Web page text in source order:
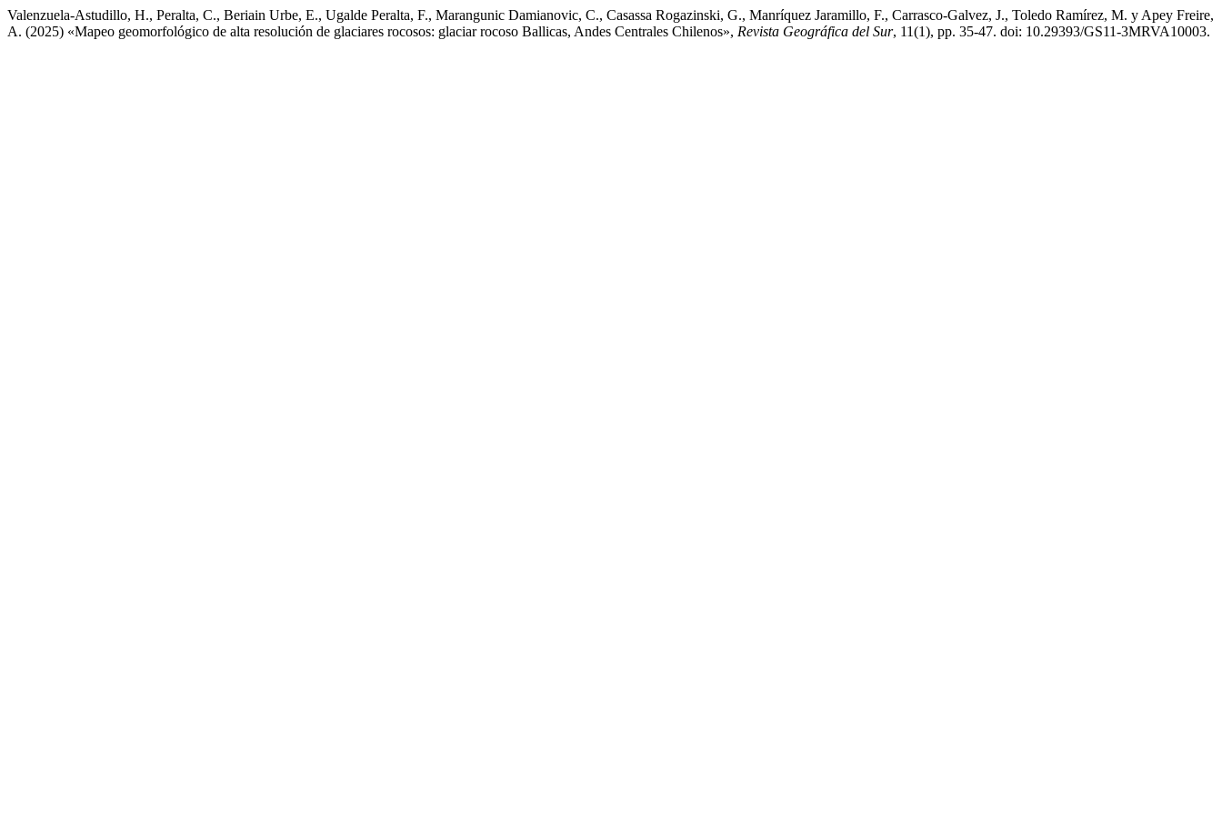
Valenzuela-Astudillo, H., Peralta, C., Beriain Urbe, E., Ugalde Peralta, F., Marangunic Damianovic, C., Casassa Rogazinski, G., Manríquez Jaramillo, F., Carrasco-Galvez, J., Toledo Ramírez, M. y Apey Freire,
A. (2025) «Mapeo geomorfológico de alta resolución de glaciares rocosos: glaciar rocoso Ballicas, Andes Centrales Chilenos», Revista Geográfica del Sur, 11(1), pp. 35-47. doi: 10.29393/GS11-3MRVA10003.